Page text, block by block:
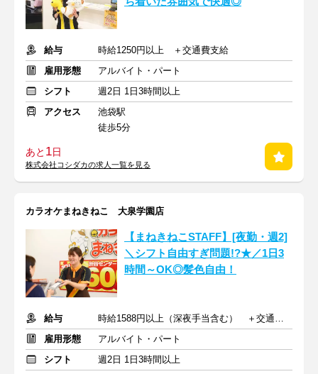
給与
時給1250円以上 ＋交通費支給
雇用形態
アルバイト・パート
シフト
週2日 1日3時間以上
アクセス
池袋駅
徒歩5分
あと 1日
株式会社コシダカの求人一覧を見る
カラオケまねきねこ 大泉学園店
【まねきねこSTAFF】[夜勤・週2]
＼シフト自由すぎ問題!?★／1日3
時間～OK◎髪色自由！
給与
時給1588円以上（深夜手当含む） ＋交通費支給
雇用形態
アルバイト・パート
シフト
週2日 1日3時間以上